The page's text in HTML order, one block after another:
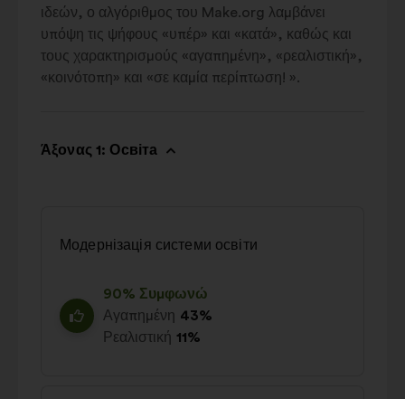
ιδεών, ο αλγόριθμος του Make.org λαμβάνει
υπόψη τις ψήφους «υπέρ» και «κατά», καθώς και
τους χαρακτηρισμούς «αγαπημένη», «ρεαλιστική»,
«κοινότοπη» και «σε καμία περίπτωση! ».
Άξονας 1: Освіта
Модернізація системи освіти
90% Συμφωνώ
Αγαπημένη 43%
Ρεαλιστική 11%